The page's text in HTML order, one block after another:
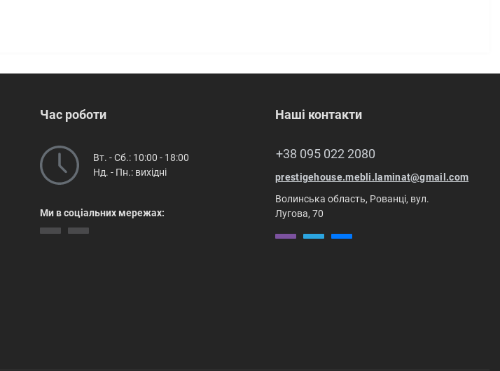
Час роботи
Вт. - Сб.: 10:00 - 18:00
Нд. - Пн.: вихідні
Ми в соціальних мережах:
Наші контакти
+38 095 022 2080
prestigehouse.mebli.laminat@gmail.com
Волинська область, Рованці, вул.
Лугова, 70